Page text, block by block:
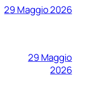
29 Maggio 2026
29 Maggio
2026